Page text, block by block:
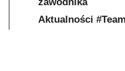
Aktualności